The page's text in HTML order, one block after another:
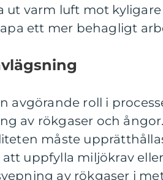
varm luft mot
ett mer behagligt
avgörande roll i
av rökgaser och
måste
uppfylla miljökrav
av rökgaser i